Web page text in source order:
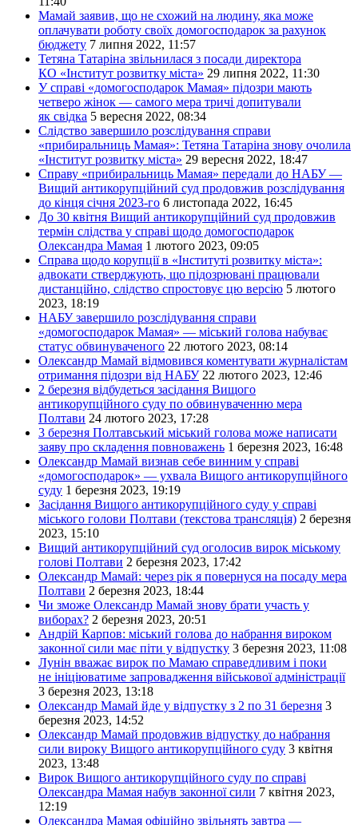
Мамай заявив, що не схожий на людину, яка може
оплачувати роботу своїх домогосподарок за рахунок
бюджету 7 липня 2022, 11:57
Тетяна Татаріна звільнилася з посади директора
КО «Інститут розвитку міста» 29 липня 2022, 11:30
У справі «домогосподарок Мамая» підозри мають
четверо жінок — самого мера тричі допитували
як свідка 5 вересня 2022, 08:34
Слідство завершило розслідування справи
«прибиральниць Мамая»: Тетяна Татаріна знову очолила
«Інститут розвитку міста» 29 вересня 2022, 18:47
Справу «прибиральниць Мамая» передали до НАБУ —
Вищий антикорупційний суд продовжив розслідування
до кінця січня 2023-го 6 листопада 2022, 16:45
До 30 квітня Вищий антикорупційний суд продовжив
термін слідства у справі щодо домогосподарок
Олександра Мамая 1 лютого 2023, 09:05
Справа щодо корупції в «Інституті розвитку міста»:
адвокати стверджують, що підозрювані працювали
дистанційно, слідство спростовує цю версію 5 лютого
2023, 18:19
НАБУ завершило розслідування справи
«домогосподарок Мамая» — міський голова набуває
статус обвинуваченого 22 лютого 2023, 08:14
Олександр Мамай відмовився коментувати журналістам
отримання підозри від НАБУ 22 лютого 2023, 12:46
2 березня відбудеться засідання Вищого
антикорупційного суду по обвинуваченню мера
Полтави 24 лютого 2023, 17:28
3 березня Полтавський міський голова може написати
заяву про складення повноважень 1 березня 2023, 16:48
Олександр Мамай визнав себе винним у справі
«домогосподарок» — ухвала Вищого антикорупційного
суду 1 березня 2023, 19:19
Засідання Вищого антикорупційного суду у справі
міського голови Полтави (текстова трансляція) 2 березня
2023, 15:10
Вищий антикорупційний суд оголосив вирок міському
голові Полтави 2 березня 2023, 17:42
Олександр Мамай: через рік я повернуся на посаду мера
Полтави 2 березня 2023, 18:44
Чи зможе Олександр Мамай знову брати участь у
виборах? 2 березня 2023, 20:51
Андрій Карпов: міський голова до набрання вироком
законної сили має піти у відпустку 3 березня 2023, 11:08
Лунін вважає вирок по Мамаю справедливим і поки
не ініціюватиме запровадження військової адміністрації
3 березня 2023, 13:18
Олександр Мамай йде у відпустку з 2 по 31 березня 3
березня 2023, 14:52
Олександр Мамай продовжив відпустку до набрання
сили вироку Вищого антикорупційного суду 3 квітня
2023, 13:48
Вирок Вищого антикорупційного суду по справі
Олександра Мамая набув законної сили 7 квітня 2023,
12:19
Олександра Мамая офіційно звільнять завтра —